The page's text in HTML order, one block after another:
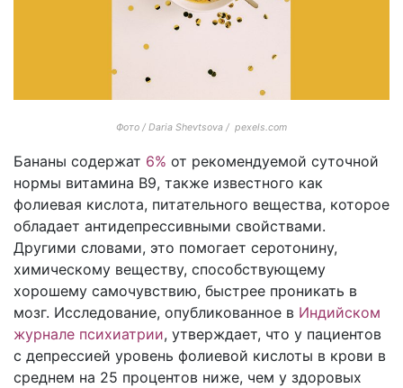
Фото / Daria Shevtsova / pexels.com
Бананы содержат 6% от рекомендуемой суточной
нормы витамина В9, также известного как
фолиевая кислота, питательного вещества, которое
обладает антидепрессивными свойствами.
Другими словами, это помогает серотонину,
химическому веществу, способствующему
хорошему самочувствию, быстрее проникать в
мозг. Исследование, опубликованное в Индийском
журнале психиатрии, утверждает, что у пациентов
с депрессией уровень фолиевой кислоты в крови в
среднем на 25 процентов ниже, чем у здоровых